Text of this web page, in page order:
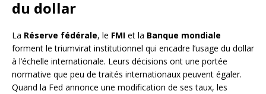
du dollar
La Réserve fédérale, le FMI et la Banque mondiale
forment le triumvirat institutionnel qui encadre l’usage du dollar
à l’échelle internationale. Leurs décisions ont une portée
normative que peu de traités internationaux peuvent égaler.
Quand la Fed annonce une modification de ses taux, les